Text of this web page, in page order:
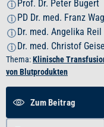
i Prof. Dr. Peter Bugert
i PD Dr. med. Franz
i Dr. med. Angelika Reil
i Dr. med. Christof
Thema:Klinische
von Blutprodukten
Zum Beitrag